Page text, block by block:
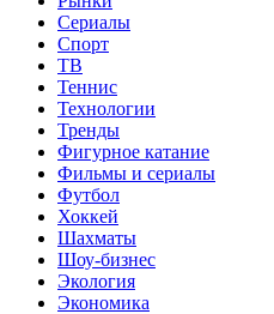
Сериалы
Спорт
ТВ
Теннис
Технологии
Тренды
Фигурное катание
Фильмы и сериалы
Футбол
Хоккей
Шахматы
Шоу-бизнес
Экология
Экономика